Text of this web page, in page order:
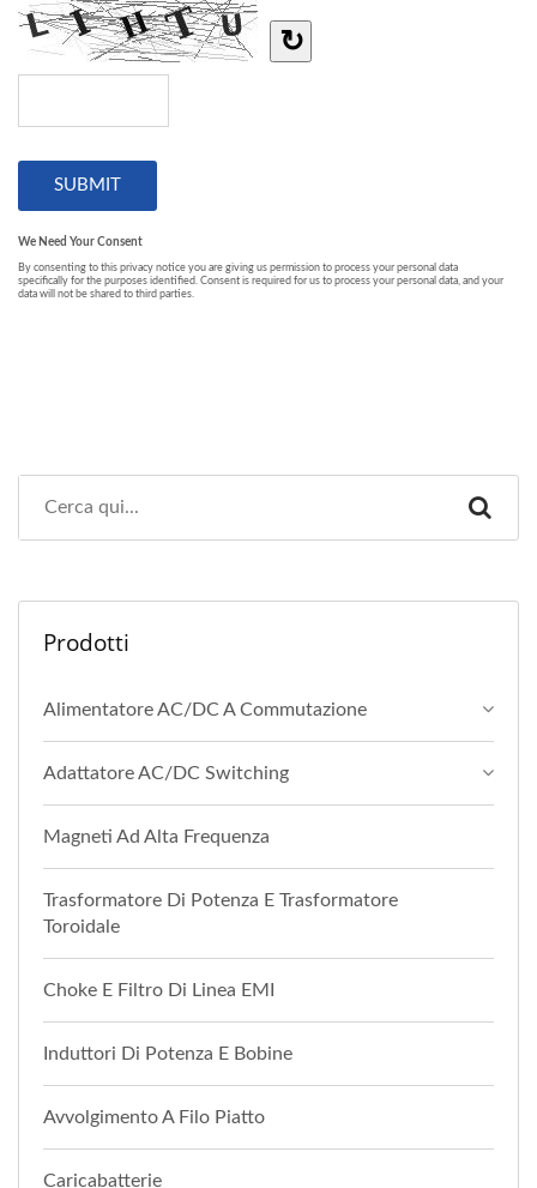
Prodotti
Alimentatore AC/DC A Commutazione
Adattatore AC/DC Switching
Magneti Ad Alta Frequenza
Trasformatore Di Potenza E Trasformatore
Toroidale
Choke E Filtro Di Linea EMI
Induttori Di Potenza E Bobine
Avvolgimento A Filo Piatto
Caricabatterie